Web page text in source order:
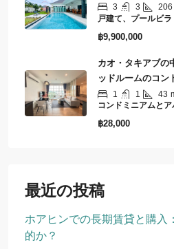
3 3 206
戸建て、プールビラ
฿9,900,000
カオ・タキアブの
ッドルームのコン
1 1 43
コンドミニアムとア
฿28,000
最近の投稿
ホアヒンでの長期賃貸と購入
的か？